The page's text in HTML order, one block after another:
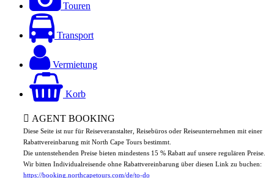
Touren
Transport
Vermietung
Korb
AGENT BOOKING
Diese Seite ist nur für Reiseveranstalter, Reisebüros oder Reiseunternehmen mit einer
Rabattvereinbarung mit North Cape Tours bestimmt.
Die untenstehenden Preise bieten mindestens 15 % Rabatt auf unsere regulären Preise.
Wir bitten Individualreisende ohne Rabattvereinbarung über diesen Link zu buchen:
https://booking.northcapetours.com/de/to-do